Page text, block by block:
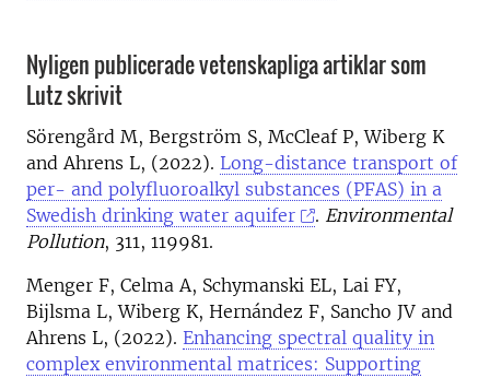
Nyligen publicerade vetenskapliga artiklar som
Lutz skrivit
Sörengård M, Bergström S, McCleaf P, Wiberg K
and Ahrens L, (2022). Long-distance transport of
per- and polyfluoroalkyl substances (PFAS) in a
Swedish drinking water aquifer
. Environmental
Pollution, 311, 119981.
Menger F, Celma A, Schymanski EL, Lai FY,
Bijlsma L, Wiberg K, Hernández F, Sancho JV and
Ahrens L, (2022). Enhancing spectral quality in
complex environmental matrices: Supporting